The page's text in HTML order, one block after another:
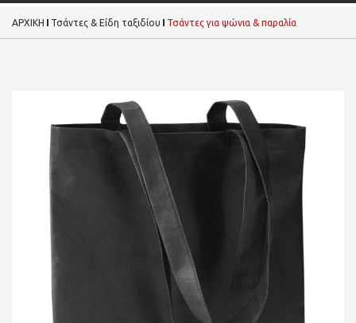
ΑΡΧΙΚΗ Τσάντες & Είδη ταξιδίου Τσάντες για ψώνια & παραλία